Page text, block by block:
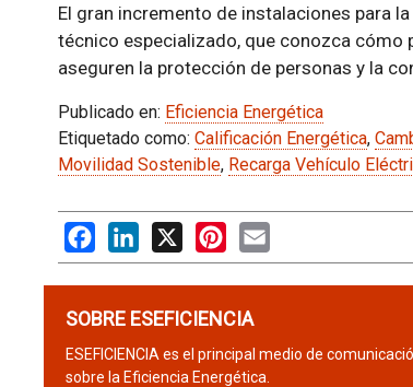
El gran incremento de instalaciones para
técnico especializado, que conozca cómo
aseguren la protección de personas y la
Publicado en: Eficiencia Energética
Etiquetado como: Calificación Energética,
Movilidad Sostenible, Recarga Vehículo
FacebookLinkedIn
X PinterestEmail
SOBRE ESEFICIENCIA
ESEFICIENCIA es el principal medio de
sobre la Eficiencia Energética.